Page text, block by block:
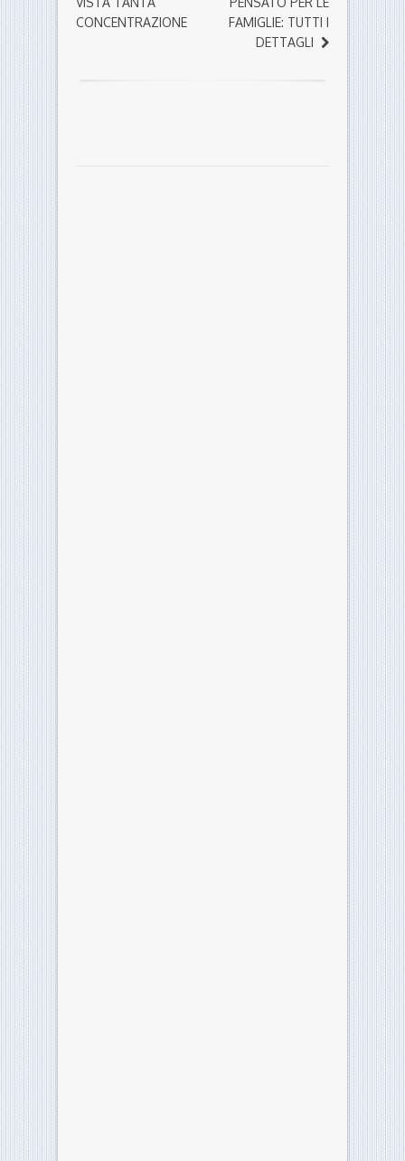
CONCENTRAZIONE
FAMIGLIE: TUTTI I
DETTAGLI